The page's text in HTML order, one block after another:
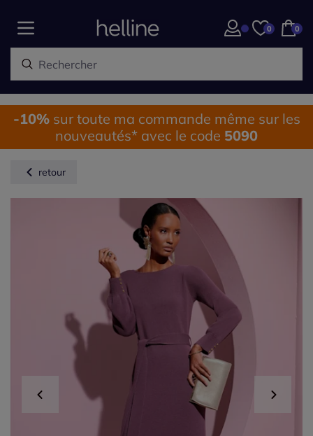
0 0
-10%sur toute ma commande même sur les
nouveautés* avec le code 5090
retour